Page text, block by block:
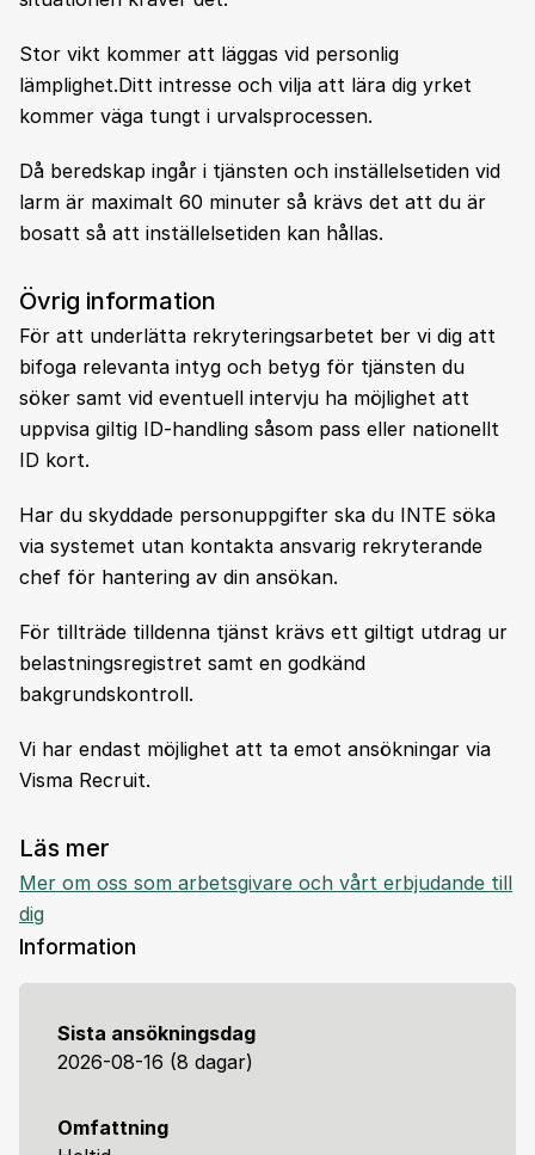
Stor vikt kommer att läggas vid personlig
lämplighet.Ditt intresse och vilja att lära dig yrket
kommer väga tungt i urvalsprocessen.
Då beredskap ingår i tjänsten och inställelsetiden vid
larm är maximalt 60 minuter så krävs det att du är
bosatt så att inställelsetiden kan hållas.
Övrig information
För att underlätta rekryteringsarbetet ber vi dig att
bifoga relevanta intyg och betyg för tjänsten du
söker samt vid eventuell intervju ha möjlighet att
uppvisa giltig ID-handling såsom pass eller nationellt
ID kort.
Har du skyddade personuppgifter ska du INTE söka
via systemet utan kontakta ansvarig rekryterande
chef för hantering av din ansökan.
För tillträde tilldenna tjänst krävs ett giltigt utdrag ur
belastningsregistret samt en godkänd
bakgrundskontroll.
Vi har endast möjlighet att ta emot ansökningar via
Visma Recruit.
Läs mer
Mer om oss som arbetsgivare och vårt erbjudande till
dig
Information
Sista ansökningsdag
2026-08-16 (8 dagar)
Omfattning